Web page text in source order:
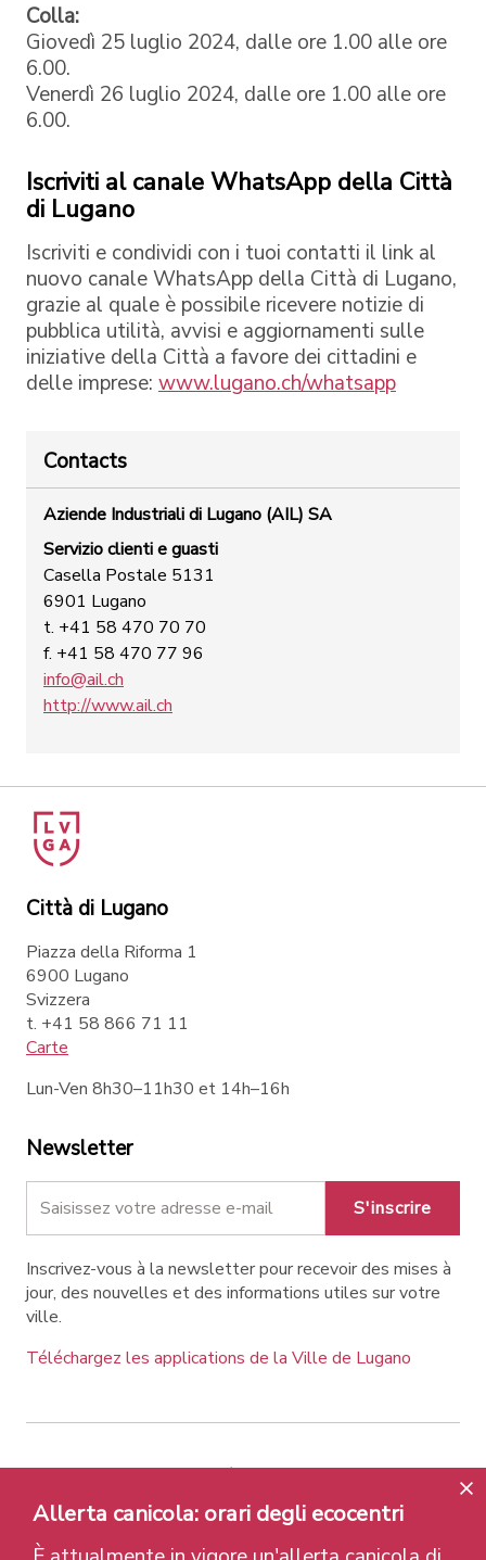
Colla:
Giovedì 25 luglio 2024, dalle ore 1.00 alle ore
6.00.
Venerdì 26 luglio 2024, dalle ore 1.00 alle ore
6.00.
Iscriviti al canale WhatsApp della Città
di Lugano
Iscriviti e condividi con i tuoi contatti il link al
nuovo canale WhatsApp della Città di Lugano,
grazie al quale è possibile ricevere notizie di
pubblica utilità, avvisi e aggiornamenti sulle
iniziative della Città a favore dei cittadini e
delle imprese: www.lugano.ch/whatsapp
Contacts
Aziende Industriali di Lugano (AIL) SA
Servizio clienti e guasti
Casella Postale 5131
6901 Lugano
t. +41 58 470 70 70
f. +41 58 470 77 96
info@ail.ch
http://www.ail.ch
Città di Lugano
Piazza della Riforma 1
6900 Lugano
Svizzera
t. +41 58 866 71 11
Carte
Lun-Ven 8h30–11h30 et 14h–16h
Newsletter
S'inscrire
Inscrivez-vous à la newsletter pour recevoir des mises à
jour, des nouvelles et des informations utiles sur votre
ville.
Téléchargez les applications de la Ville de Lugano
Contatti Liens
Avis légal
Politique de confidentialité
Labels et Distinctions
Credits
Allerta canicola: orari degli ecocentri